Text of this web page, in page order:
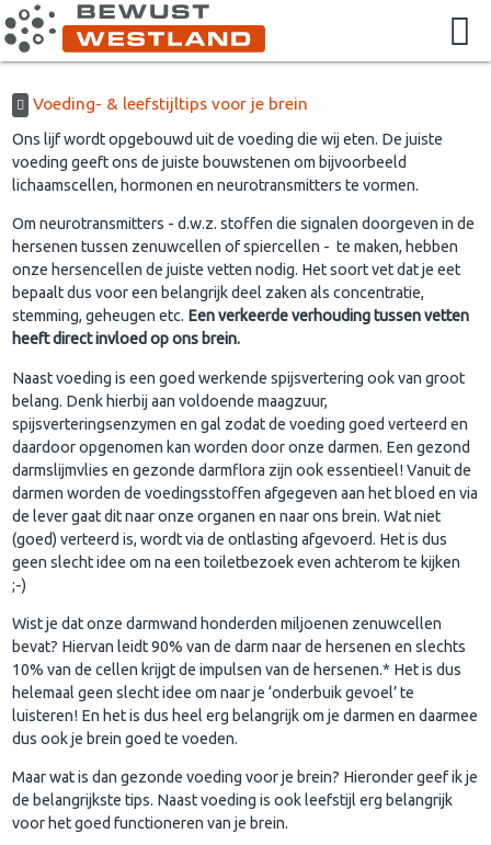
Voeding- & leefstijltips voor je brein
Ons lijf wordt opgebouwd uit de voeding die wij eten. De juiste
voeding geeft ons de juiste bouwstenen om bijvoorbeeld
lichaamscellen, hormonen en neurotransmitters te vormen.
Om neurotransmitters - d.w.z. stoffen die signalen doorgeven in de
hersenen tussen zenuwcellen of spiercellen - te maken, hebben
onze hersencellen de juiste vetten nodig. Het soort vet dat je eet
bepaalt dus voor een belangrijk deel zaken als concentratie,
stemming, geheugen etc. Een verkeerde verhouding tussen vetten
heeft direct invloed op ons brein.
Naast voeding is een goed werkende spijsvertering ook van groot
belang. Denk hierbij aan voldoende maagzuur,
spijsverteringsenzymen en gal zodat de voeding goed verteerd en
daardoor opgenomen kan worden door onze darmen. Een gezond
darmslijmvlies en gezonde darmflora zijn ook essentieel! Vanuit de
darmen worden de voedingsstoffen afgegeven aan het bloed en via
de lever gaat dit naar onze organen en naar ons brein. Wat niet
(goed) verteerd is, wordt via de ontlasting afgevoerd. Het is dus
geen slecht idee om na een toiletbezoek even achterom te kijken
;-)
Wist je dat onze darmwand honderden miljoenen zenuwcellen
bevat? Hiervan leidt 90% van de darm naar de hersenen en slechts
10% van de cellen krijgt de impulsen van de hersenen.* Het is dus
helemaal geen slecht idee om naar je ‘onderbuik gevoel’ te
luisteren! En het is dus heel erg belangrijk om je darmen en daarmee
dus ook je brein goed te voeden.
Maar wat is dan gezonde voeding voor je brein? Hieronder geef ik je
de belangrijkste tips. Naast voeding is ook leefstijl erg belangrijk
voor het goed functioneren van je brein.